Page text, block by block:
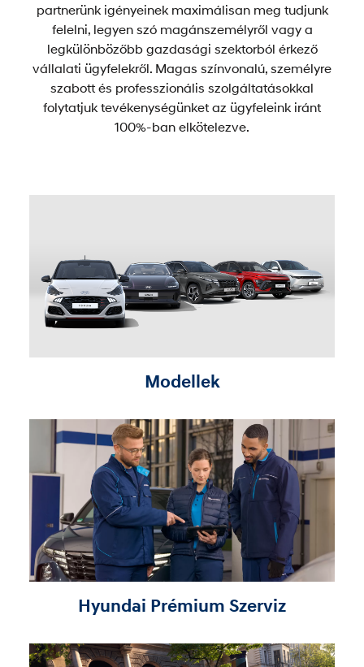
partnerünk igényeinek maximálisan meg tudjunk
felelni, legyen szó magánszemélyről vagy a
legkülönbözőbb gazdasági szektorból érkező
vállalati ügyfelekről. Magas színvonalú, személyre
szabott és professzionális szolgáltatásokkal
folytatjuk tevékenységünket az ügyfeleink iránt
100%-ban elkötelezve.
Modellek
Hyundai Prémium Szerviz